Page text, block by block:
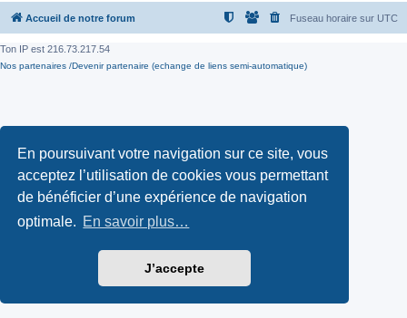
En poursuivant votre navigation sur ce site, vous
acceptez l’utilisation de cookies vous permettant
de bénéficier d’une expérience de navigation
optimale. En savoir plus…
J’accepte
Accueil de notre forum Fuseau horaire sur UTC
Ton IP est 216.73.217.54
Nos partenaires /Devenir partenaire (echange de liens semi-automatique)